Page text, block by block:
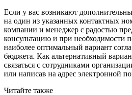
Если у вас возникают
на один из указанных контактных
компании и менеджер с радостью
консультацию и при необходимости
наиболее оптимальный вариант
бюджета. Как альтернативный
связаться с сотрудниками
или написав на адрес электронной
Читайте также